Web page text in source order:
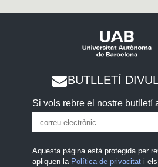
BUTLLETÍ
Si vols rebre el nostre butlletí
Aquesta pàgina està protegida per
apliquen la Política de privacitati els